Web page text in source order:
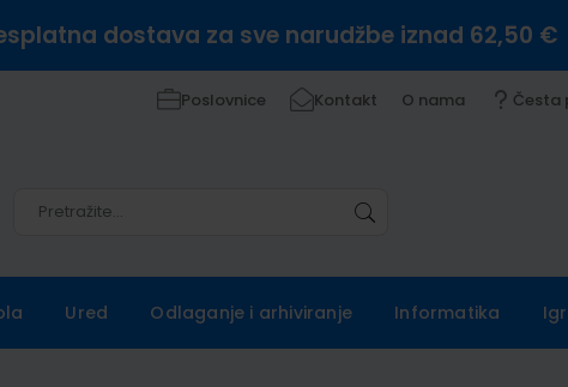
dostava za sve narudžbe iznad 62,50 €
Poslovnice Kontakt O nama Česta
Ured Odlaganje i arhiviranje Informatika